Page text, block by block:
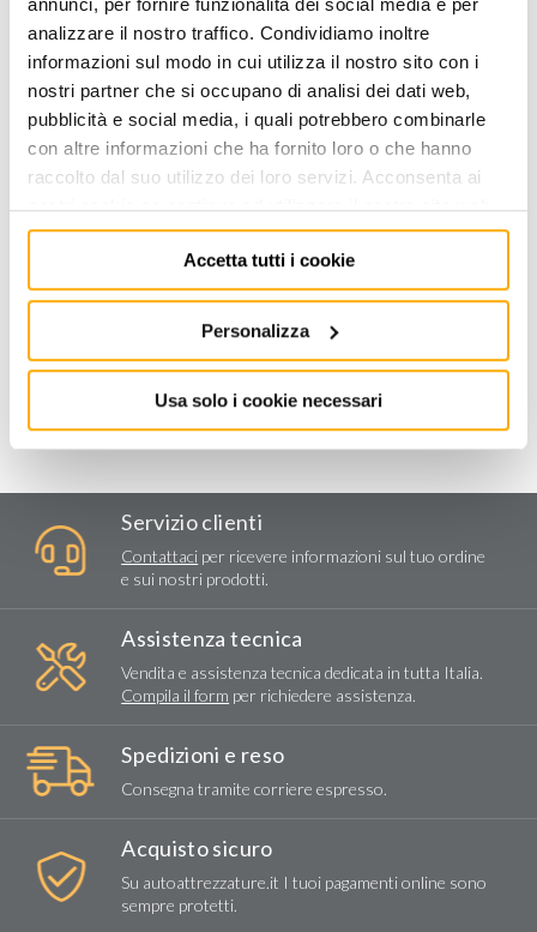
analizzare il nostro traffico. Condividiamo inoltre
informazioni sul modo in cui utilizza il nostro sito con i
nostri partner che si occupano di analisi dei dati web,
pubblicità e social media, i quali potrebbero combinarle
con altre informazioni che ha fornito loro o che hanno
raccolto dal suo utilizzo dei loro servizi. Acconsenta ai
nostri cookie se continua ad utilizzare il nostro sito web.
Accetta tutti i cookie
Personalizza
Usa solo i cookie necessari
Servizio clienti
Contattaci per ricevere informazioni sul tuo ordine
e sui nostri prodotti.
Assistenza tecnica
Vendita e assistenza tecnica dedicata in tutta Italia.
Compila il form per richiedere assistenza.
Spedizioni e reso
Consegna tramite corriere espresso.
Acquisto sicuro
Su autoattrezzature.it I tuoi pagamenti online sono
sempre protetti.